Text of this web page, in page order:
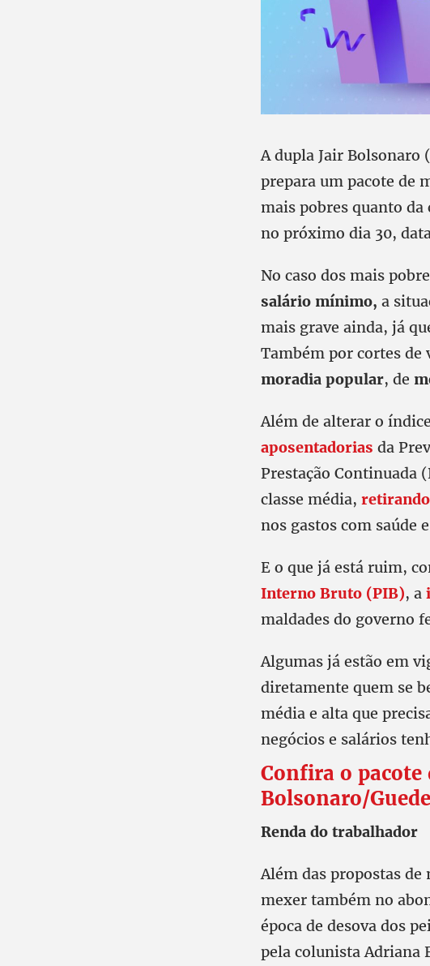
A dupla Jair Bolsonaro
prepara um pacote de
mais pobres quanto
no próximo dia 30,
No caso dos mais
salário mínimo, a
mais grave ainda, já
Também por cortes de
moradia popular, de
Além de alterar o
aposentadorias da
Prestação Continuada
classe média, retirando
nos gastos com saúde
E o que já está ruim,
Interno Bruto (PIB), a
maldades do governo
Algumas já estão em
diretamente quem se
média e alta que
negócios e salários
Confira o pacote
Bolsonaro/
Renda do trabalhador
Além das propostas
mexer também no
época de desova dos
pela colunista Adriana